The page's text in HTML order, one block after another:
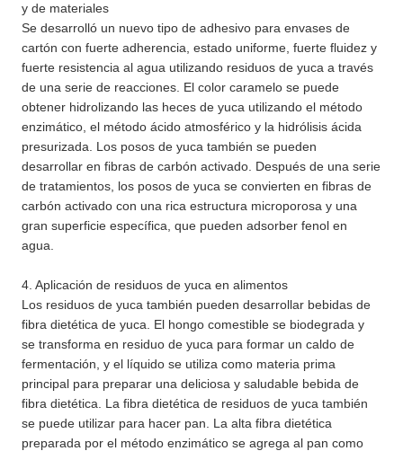
y de materiales
Se desarrolló un nuevo tipo de adhesivo para envases de
cartón con fuerte adherencia, estado uniforme, fuerte fluidez y
fuerte resistencia al agua utilizando residuos de yuca a través
de una serie de reacciones. El color caramelo se puede
obtener hidrolizando las heces de yuca utilizando el método
enzimático, el método ácido atmosférico y la hidrólisis ácida
presurizada. Los posos de yuca también se pueden
desarrollar en fibras de carbón activado. Después de una serie
de tratamientos, los posos de yuca se convierten en fibras de
carbón activado con una rica estructura microporosa y una
gran superficie específica, que pueden adsorber fenol en
agua.
4. Aplicación de residuos de yuca en alimentos
Los residuos de yuca también pueden desarrollar bebidas de
fibra dietética de yuca. El hongo comestible se biodegrada y
se transforma en residuo de yuca para formar un caldo de
fermentación, y el líquido se utiliza como materia prima
principal para preparar una deliciosa y saludable bebida de
fibra dietética. La fibra dietética de residuos de yuca también
se puede utilizar para hacer pan. La alta fibra dietética
preparada por el método enzimático se agrega al pan como